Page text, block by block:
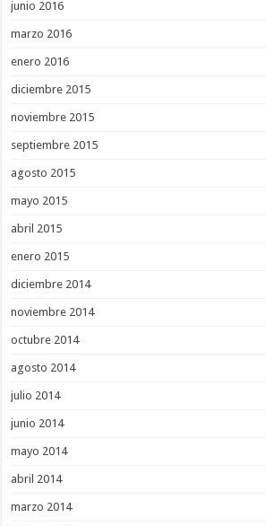
junio 2016
marzo 2016
enero 2016
diciembre 2015
noviembre 2015
septiembre 2015
agosto 2015
mayo 2015
abril 2015
enero 2015
diciembre 2014
noviembre 2014
octubre 2014
agosto 2014
julio 2014
junio 2014
mayo 2014
abril 2014
marzo 2014